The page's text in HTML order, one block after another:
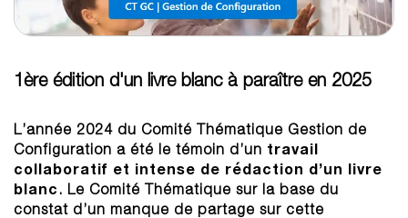
1ère édition d'un livre blanc à paraître en 2025
L’année 2024 du Comité Thématique Gestion de
Configuration a été le témoin d’un travail
collaboratif et intense de rédaction d’un livre
blanc . Le Comité Thématique sur la base du
constat d’un manque de partage sur cette